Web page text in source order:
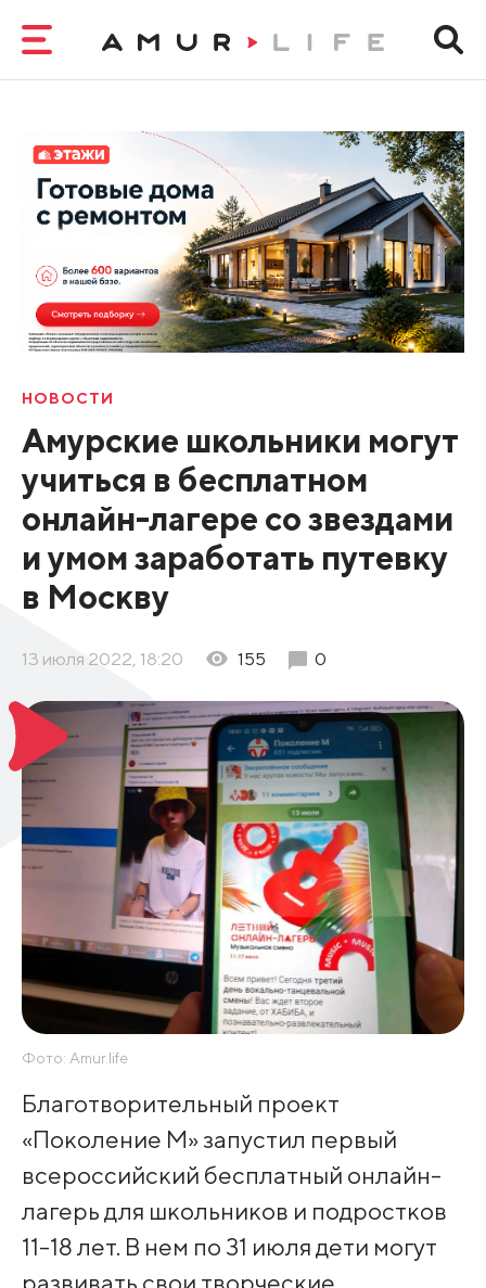
НОВОСТИ
Амурские школьники могут
учиться в бесплатном
онлайн-лагере со звездами
и умом заработать путевку
в Москву
13 июля 2022, 18:20 155 0
Фото: Amur.life
Благотворительный проект
«Поколение М» запустил первый
всероссийский бесплатный онлайн-
лагерь для школьников и подростков
11-18 лет. В нем по 31 июля дети могут
развивать свои творческие